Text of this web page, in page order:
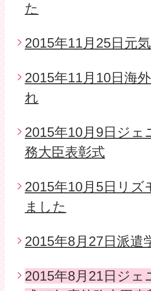
た
2015年11月25日元
2015年11月10日海
れ
2015年10月9日ジ
務大臣表彰式
2015年10月5日リ
ました
2015年8月27日派遣
2015年8月21日ジ